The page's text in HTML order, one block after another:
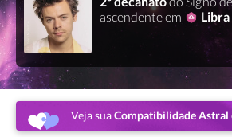
ascendente em
Libra
Veja suaCompatibilidade Astral